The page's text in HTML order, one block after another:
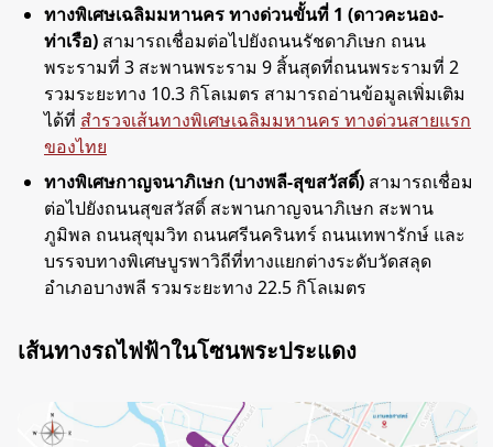
ทางพิเศษเฉลิมมหานคร ทางด่วนขั้นที่ 1 (ดาวคะนอง-
ท่าเรือ) สามารถเชื่อมต่อไปยังถนนรัชดาภิเษก ถนน
พระรามที่ 3 สะพานพระราม 9 สิ้นสุดที่ถนนพระรามที่ 2
รวมระยะทาง 10.3 กิโลเมตร สามารถอ่านข้อมูลเพิ่มเติม
ได้ที่ สำรวจเส้นทางพิเศษเฉลิมมหานคร ทางด่วนสายแรก
ของไทย
ทางพิเศษกาญจนาภิเษก (บางพลี-สุขสวัสดิ์) สามารถเชื่อม
ต่อไปยังถนนสุขสวัสดิ์ สะพานกาญจนาภิเษก สะพาน
ภูมิพล ถนนสุขุมวิท ถนนศรีนครินทร์ ถนนเทพารักษ์ และ
บรรจบทางพิเศษบูรพาวิถีที่ทางแยกต่างระดับวัดสลุด
อำเภอบางพลี รวมระยะทาง 22.5 กิโลเมตร
เส้นทางรถไฟฟ้าในโซนพระประแดง